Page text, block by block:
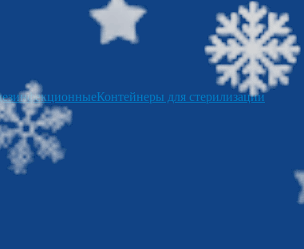
Контейнеры для стерилизации